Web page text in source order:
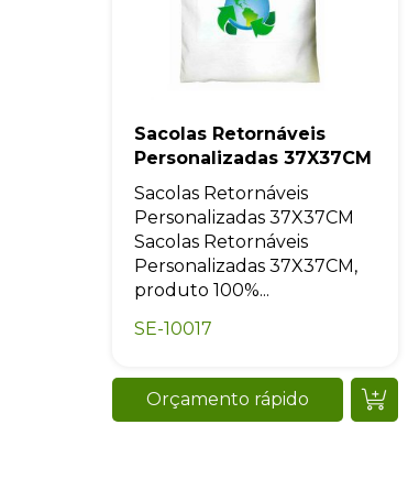
Sacolas Retornáveis
Personalizadas 37X37CM
Sacolas Retornáveis
Personalizadas 37X37CM
Sacolas Retornáveis
Personalizadas 37X37CM,
produto 100%...
SE-10017
Orçamento rápido